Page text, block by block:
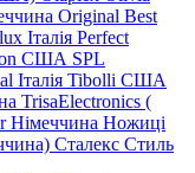
Original Best
Італія Perfect
США SPL
Італія Tibolli США
TrisaElectronics (
Німеччина Ножиці
Сталекс Стиль